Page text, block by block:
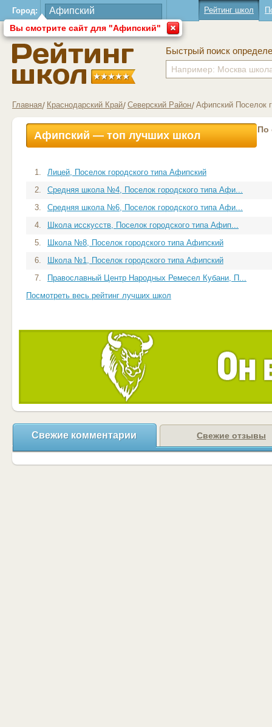
Город:
Вы смотрите сайт для "Афипский"
Рейтинг школ
Быстрый поиск
Главная Краснодарский Край Северский Район Афипский Поселок
Афипский — топ лучших школ По
1.
Лицей, Поселок городского типа Афипский
2.
Средняя школа №4, Поселок городского типа Афи...
3.
Средняя школа №6, Поселок городского типа Афи...
4.
Школа исскусств, Поселок городского типа Афип...
5.
Школа №8, Поселок городского типа Афипский
6.
Школа №1, Поселок городского типа Афипский
7.
Православный Центр Народных Ремесел Кубани, П...
Посмотреть весь рейтинг лучших школ
Свежие комментарии Свежие отзывы